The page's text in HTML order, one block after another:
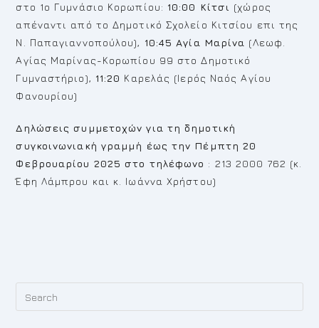
στο 1ο Γυμνάσιο Κορωπίου: 10:00 Κίτσι (χώρος
απέναντι από το Δημοτικό Σχολείο Κιτσίου επι της
Ν. Παπαγιαννοπούλου), 10:45 Αγία Μαρίνα (Λεωφ.
Αγίας Μαρίνας-Κορωπίου 99 στο Δημοτικό
Γυμναστήριο), 11:20 Καρελάς (Ιερός Ναός Αγίου
Φανουρίου)
Δηλώσεις συμμετοχών για τη δημοτική
συγκοινωνιακή γραμμή έως την Πέμπτη 20
Φεβρουαρίου 2025 στο τηλέφωνο : 213 2000 762 (κ.
Έφη Λάμπρου και κ. Ιωάννα Χρήστου)